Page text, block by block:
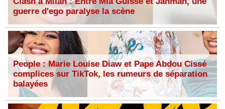
guerre d'ego paralyse la scène
People : Marie Louise Diaw et Pape Abdou Cissé
complices sur TikTok, les rumeurs de séparation
balayées